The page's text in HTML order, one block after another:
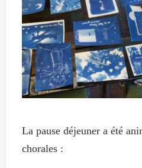
La pause déjeuner a été
chorales :